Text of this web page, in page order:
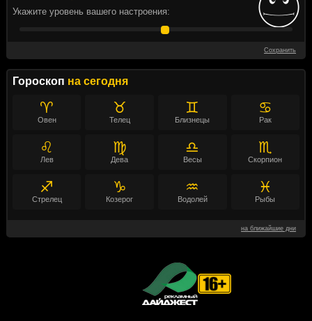
Укажите уровень вашего настроения:
Сохранить
Гороскоп на сегодня
♈
Овен
♉
Телец
♊
Близнецы
♋
Рак
♌
Лев
♍
Дева
♎
Весы
♏
Скорпион
♐
Стрелец
♑
Козерог
♒
Водолей
♓
Рыбы
на ближайшие дни